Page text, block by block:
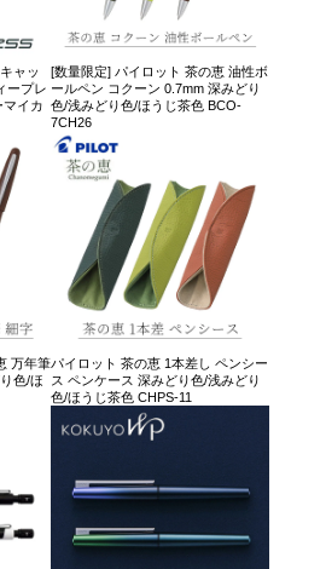
ャッ
ープレ
マイカ
[数量限定] パイロット 茶の恵 油性ボ
ールペン コクーン 0.7mm 深みどり
色/浅みどり色/ほうじ茶色 BCO-
7CH26
万年筆
色/ほ
パイロット 茶の恵 1本差し ペンシー
ス ペンケース 深みどり色/浅みどり
色/ほうじ茶色 CHPS-11